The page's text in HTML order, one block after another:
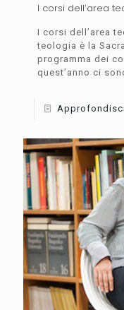
I corsi dell’area
I corsi dell’area
teologia è la
programma dei
quest’anno ci